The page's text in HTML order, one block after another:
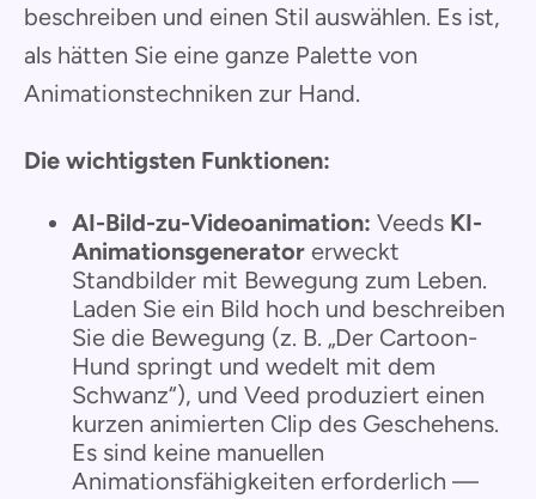
beschreiben und einen Stil auswählen. Es ist,
als hätten Sie eine ganze Palette von
Animationstechniken zur Hand.
Die wichtigsten Funktionen:
AI-Bild-zu-Videoanimation: Veeds KI-
Animationsgenerator erweckt
Standbilder mit Bewegung zum Leben.
Laden Sie ein Bild hoch und beschreiben
Sie die Bewegung (z. B. „Der Cartoon-
Hund springt und wedelt mit dem
Schwanz“), und Veed produziert einen
kurzen animierten Clip des Geschehens.
Es sind keine manuellen
Animationsfähigkeiten erforderlich —